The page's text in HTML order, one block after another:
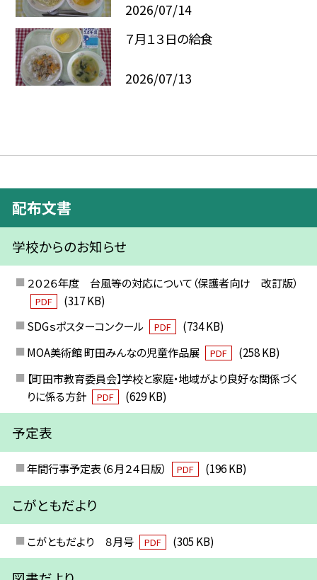
2026/07/14
７月１３日の給食
2026/07/13
配布文書
学校からのお知らせ
２０２６年度 台風等の対応について（保護者向け 改訂版）
PDF
(317 KB)
SDGｓポスターコンクール
PDF
(734 KB)
MOA美術館 町田みんなの児童作品展
PDF
(258 KB)
【町田市教育委員会】学校と家庭・地域がより良好な関係づく
りに係る方針
PDF (629 KB)
予定表
年間行事予定表（６月２４日版） PDF (196 KB)
こがともだより
こがともだより ８月号 PDF (305 KB)